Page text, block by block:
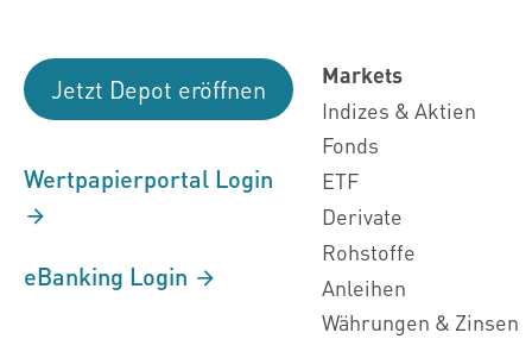
Jetzt Depot eröffnen
Wertpapierportal Login
eBanking Login
Markets
Indizes & Aktien
Fonds
ETF
Derivate
Rohstoffe
Anleihen
Währungen & Zinsen